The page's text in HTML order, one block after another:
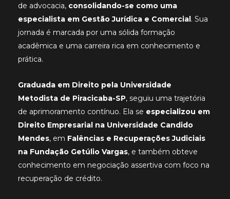
de advocacia, consolidando-se como uma
especialista em Gestão Jurídica e Comercial. Sua
jornada é marcada por uma sólida formação
acadêmica e uma carreira rica em conhecimento e
prática.
Graduada em Direito pela Universidade
Metodista de Piracicaba-SP, seguiu uma trajetória
de aprimoramento contínuo. Ela se especializou em
Direito Empresarial na Universidade Candido
Mendes, em Falências e Recuperações Judiciais
na Fundação Getúlio Vargas, e também obteve
conhecimento em negociação assertiva com foco na
recuperação de crédito.